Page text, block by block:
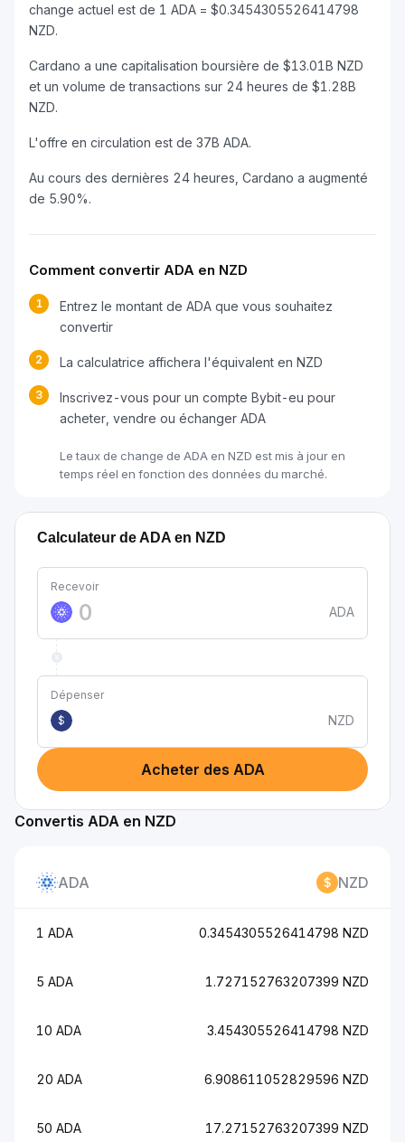
change actuel est de 1 ADA = $0.3454305526414798
NZD.
Cardano a une capitalisation boursière de $13.01B NZD
et un volume de transactions sur 24 heures de $1.28B
NZD.
L'offre en circulation est de 37B ADA.
Au cours des dernières 24 heures, Cardano a augmenté
de 5.90%.
Comment convertir ADA en NZD
1
Entrez le montant de ADA que vous souhaitez
convertir
2 La calculatrice affichera l'équivalent en NZD
3
Inscrivez-vous pour un compte Bybit-eu pour
acheter, vendre ou échanger ADA
Le taux de change de ADA en NZD est mis à jour en
temps réel en fonction des données du marché.
Calculateur de ADA en NZD
Recevoir
ADA
Dépenser
$
NZD
Acheter des ADA
Convertis ADA en NZD
ADA NZD
1 ADA 0.3454305526414798 NZD
5 ADA 1.727152763207399 NZD
10 ADA 3.454305526414798 NZD
20 ADA 6.908611052829596 NZD
50 ADA 17.27152763207399 NZD